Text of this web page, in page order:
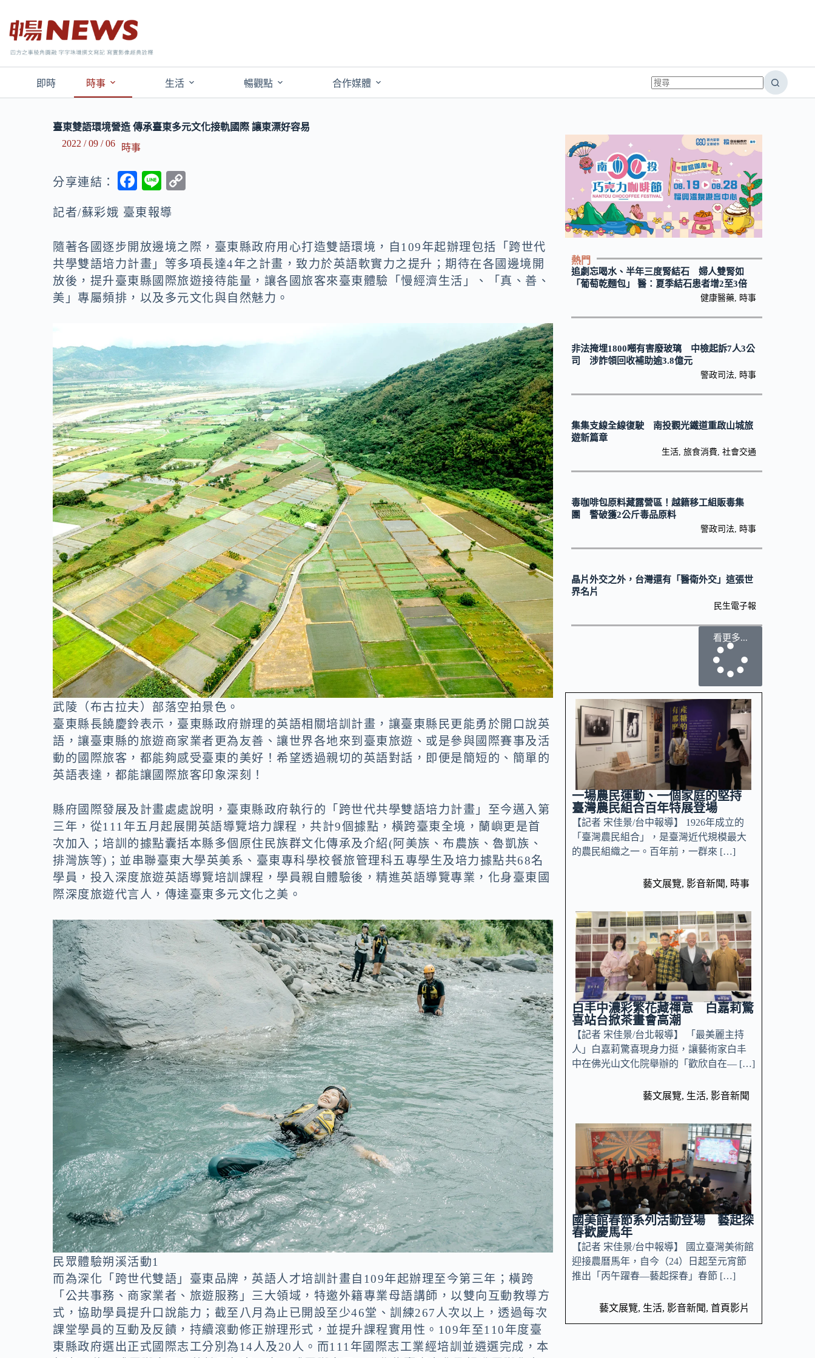
即時 時事 生活 暢觀點 合作媒體
臺東雙語環境營造 傳承臺東多元文化接軌國際 讓東漂好容易
2022 / 09 / 06
時事
分享連結：
F
e
b
o
o
k
Li
e
y
Li
n
k
記者/蘇彩娥 臺東報導
隨著各國逐步開放邊境之際，臺東縣政府用心打造雙語環境，自109年起辦理包括「跨世代
共學雙語培力計畫」等多項長達4年之計畫，致力於英語軟實力之提升；期待在各國邊境開
放後，提升臺東縣國際旅遊接待能量，讓各國旅客來臺東體驗「慢經濟生活」、「真、善、
美」專屬頻排，以及多元文化與自然魅力。
武陵（布古拉夫）部落空拍景色。
臺東縣長饒慶鈴表示，臺東縣政府辦理的英語相關培訓計畫，讓臺東縣民更能勇於開口說英
語，讓臺東縣的旅遊商家業者更為友善、讓世界各地來到臺東旅遊、或是參與國際賽事及活
動的國際旅客，都能夠感受臺東的美好！希望透過親切的英語對話，即便是簡短的、簡單的
英語表達，都能讓國際旅客印象深刻！
縣府國際發展及計畫處處說明，臺東縣政府執行的「跨世代共學雙語培力計畫」至今邁入第
三年，從111年五月起展開英語導覽培力課程，共計9個據點，橫跨臺東全境，蘭嶼更是首
次加入；培訓的據點囊括本縣多個原住民族群文化傳承及介紹(阿美族、布農族、魯凱族、
排灣族等)；並串聯臺東大學英美系、臺東專科學校餐旅管理科五專學生及培力據點共68名
學員，投入深度旅遊英語導覽培訓課程，學員親自體驗後，精進英語導覽專業，化身臺東國
際深度旅遊代言人，傳達臺東多元文化之美。
民眾體驗朔溪活動1
而為深化「跨世代雙語」臺東品牌，英語人才培訓計畫自109年起辦理至今第三年；橫跨
「公共事務、商家業者、旅遊服務」三大領域，特邀外籍專業母語講師，以雙向互動教導方
式，協助學員提升口說能力；截至八月為止已開設至少46堂、訓練267人次以上，透過每次
課堂學員的互動及反饋，持續滾動修正辦理形式，並提升課程實用性。109年至110年度臺
東縣政府選出正式國際志工分別為14人及20人。而111年國際志工業經培訓並遴選完成，本
熱門
追劇忘喝水、半年三度腎結石 婦人雙腎如
「葡萄乾麵包」 醫：夏季結石患者增2至3倍
健康醫藥, 時事
非法掩埋1800噸有害廢玻璃 中檢起訴7人3公
司 涉詐領回收補助逾3.8億元
警政司法, 時事
集集支線全線復駛 南投觀光鐵道重啟山城旅
遊新篇章
生活, 旅食消費, 社會交通
毒咖啡包原料藏露營區！越籍移工組販毒集
團 警破獲2公斤毒品原料
警政司法, 時事
晶片外交之外，台灣還有「醫衛外交」這張世
界名片
民生電子報
看更多...
一場農民運動、一個家庭的堅持
臺灣農民組合百年特展登場
【記者 宋佳景/台中報導】 1926年成立的
「臺灣農民組合」，是臺灣近代規模最大
的農民組織之一。百年前，一群來 […]
藝文展覽, 影音新聞, 時事
白丰中濃彩繁花藏禪意 白嘉莉驚
喜站台掀茶畫會高潮
【記者 宋佳景/台北報導】 「最美麗主持
人」白嘉莉驚喜現身力挺，讓藝術家白丰
中在佛光山文化院舉辦的「歡欣自在— […]
藝文展覽, 生活, 影音新聞
國美館春節系列活動登場 藝起探
春歡慶馬年
【記者 宋佳景/台中報導】 國立臺灣美術館
迎接農曆馬年，自今（24）日起至元宵節
推出「丙午躍春—藝起探春」春節 […]
藝文展覽, 生活, 影音新聞, 首頁影片